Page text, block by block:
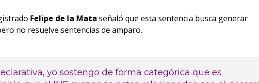
Felipe de la Mata señaló que esta sentencia busca generar
no resuelve sentencias de amparo.
yo sostengo de forma categórica que es